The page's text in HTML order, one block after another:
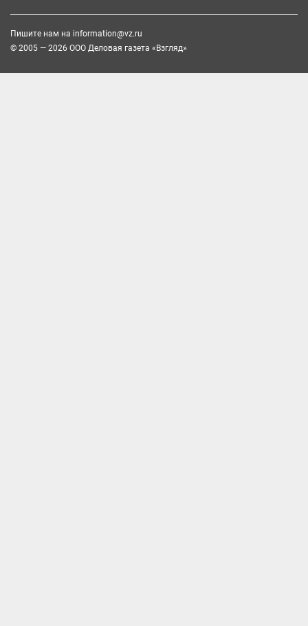
Пишите нам на information@vz.ru
© 2005 — 2026 ООО Деловая газета «Взгляд»